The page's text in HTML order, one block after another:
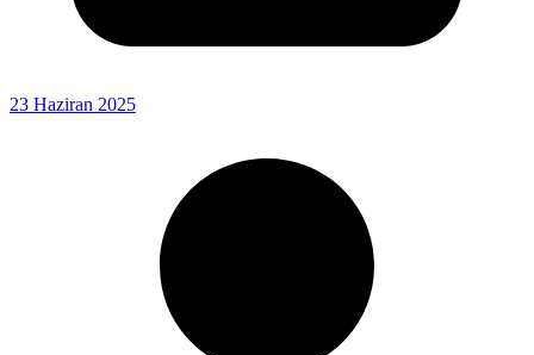
23 Haziran 2025